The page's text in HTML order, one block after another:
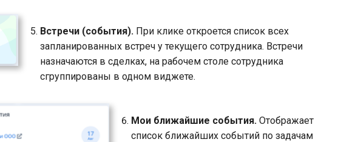
Встречи (события). При клике откроется список всех
запланированных встреч у текущего сотрудника. Встречи
назначаются в сделках, на рабочем столе сотрудника
сгруппированы в одном виджете.
Мои ближайшие события. Отображает
список ближайших событий по задачам